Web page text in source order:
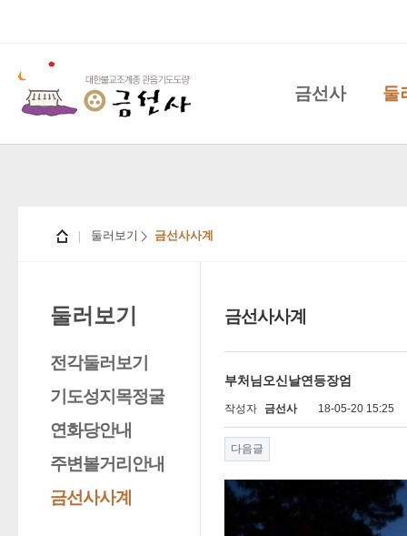
금선사 둘
둘러보기 금선사사계
둘러보기
전각둘러보기
기도성지목정굴
연화당안내
주변볼거리안내
금선사사계
금선사사계
부처님오신날연등장엄
작성자 금선사 18-05-20 15:25
다음글